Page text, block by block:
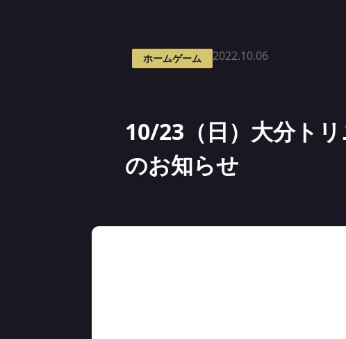
ホームゲーム 2022.10.06
10/23（日）大分ト
のお知らせ